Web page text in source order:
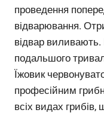
проведення
відварювання.
відвар
подальшого
Їжовик
професійним
всіх видах